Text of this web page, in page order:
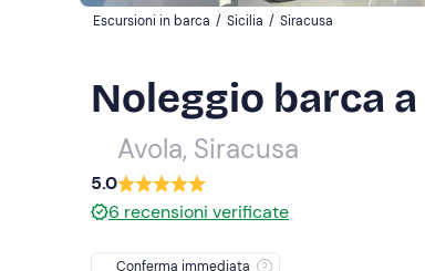
Escursioni in barca / Sicilia / Siracusa
Noleggio barca a
Avola, Siracusa
5.0
6 recensioni verificate
Conferma immediata